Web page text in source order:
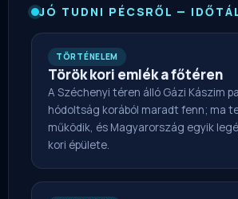
JÓ TUDNI PÉCSRŐL —
TÖRTÉNELEM
Török kori emlék a főtéren
A Széchenyi téren álló Gázi Kászim
hódoltság korából maradt fenn; ma
működik, és Magyarország egyik
kori épülete.